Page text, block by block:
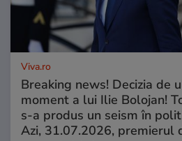
Viva.ro
Breaking news! Decizia de
moment a lui Ilie Bolojan!
s-a produs un seism în
Azi, 31.07.2026, premierul